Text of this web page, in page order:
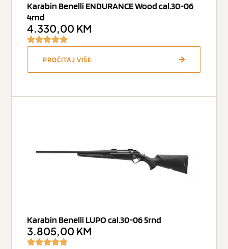
Karabin Benelli ENDURANCE Wood cal.30-06
4rnd
4.330,00 KM
PROČITAJ VIŠE
Karabin Benelli LUPO cal.30-06 5rnd
3.805,00 KM